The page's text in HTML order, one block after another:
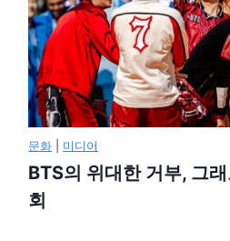
문화 미디어
BTS의 위대한 거부, 그
회